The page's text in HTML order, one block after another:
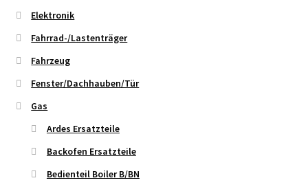
Elektronik
Fahrrad-/Lastenträger
Fahrzeug
Fenster/Dachhauben/Tür
Gas
Ardes Ersatzteile
Backofen Ersatzteile
Bedienteil Boiler B/BN